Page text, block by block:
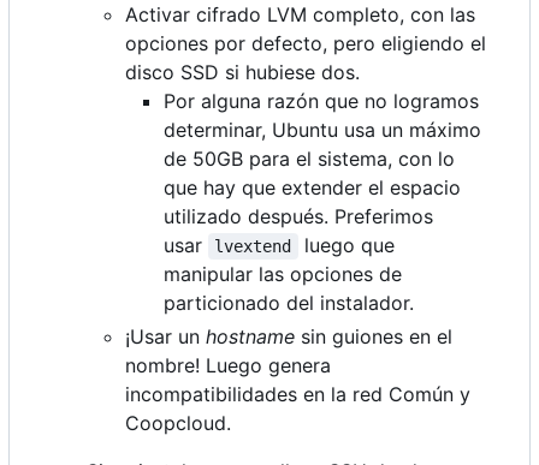
Activar cifrado LVM completo, con las
opciones por defecto, pero eligiendo el
disco SSD si hubiese dos.
Por alguna razón que no logramos
determinar, Ubuntu usa un máximo
de 50GB para el sistema, con lo
que hay que extender el espacio
utilizado después. Preferimos
usar
lvextend
luego que
manipular las opciones de
particionado del instalador.
¡Usar un hostname sin guiones en el
nombre! Luego genera
incompatibilidades en la red Común y
Coopcloud.